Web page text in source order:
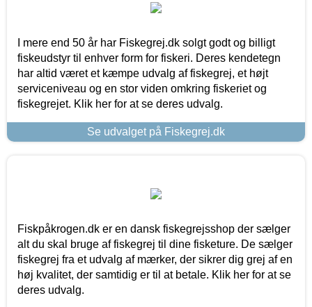
I mere end 50 år har Fiskegrej.dk solgt godt og billigt
fiskeudstyr til enhver form for fiskeri. Deres kendetegn
har altid været et kæmpe udvalg af fiskegrej, et højt
serviceniveau og en stor viden omkring fiskeriet og
fiskegrejet. Klik her for at se deres udvalg.
Se udvalget på Fiskegrej.dk
Fiskpåkrogen.dk er en dansk fiskegrejsshop der sælger
alt du skal bruge af fiskegrej til dine fisketure. De sælger
fiskegrej fra et udvalg af mærker, der sikrer dig grej af en
høj kvalitet, der samtidig er til at betale. Klik her for at se
deres udvalg.